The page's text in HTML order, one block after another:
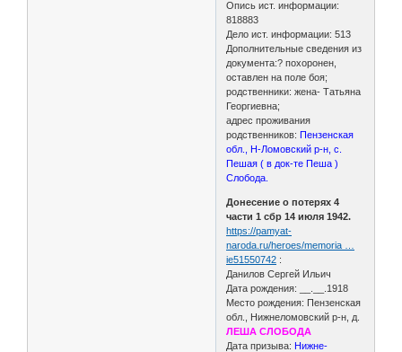
Опись ист. информации:
818883
Дело ист. информации: 513
Дополнительные сведения из
документа:? похоронен,
оставлен на поле боя;
родственники: жена- Татьяна
Георгиевна;
адрес проживания
родственников:Пензенская
обл., Н-Ломовский р-н, с.
Пешая ( в док-те Пеша )
Слобода.
Донесение о потерях 4
части 1 сбр 14 июля 1942.
https://pamyat-
naroda.ru/heroes/memoria …
ie51550742 :
Данилов Сергей Ильич
Дата рождения: __.__.1918
Место рождения: Пензенская
обл., Нижнеломовский р-н, д.
ЛЕША СЛОБОДА
Дата призыва: Нижне-